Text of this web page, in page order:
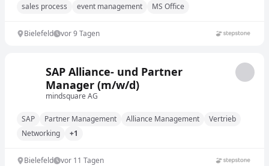
sales process
event management MS Office
Bielefeld vor 9 Tagen
SAP Alliance- und Partner
Manager (m/w/d)
mindsquare AG
SAP Partner Management Alliance Management
Vertrieb
Networking
+1
Bielefeld vor 11 Tagen